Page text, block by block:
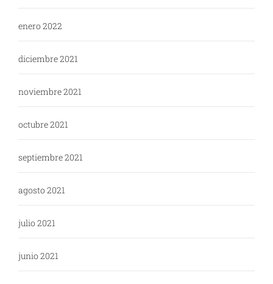
enero 2022
diciembre 2021
noviembre 2021
octubre 2021
septiembre 2021
agosto 2021
julio 2021
junio 2021